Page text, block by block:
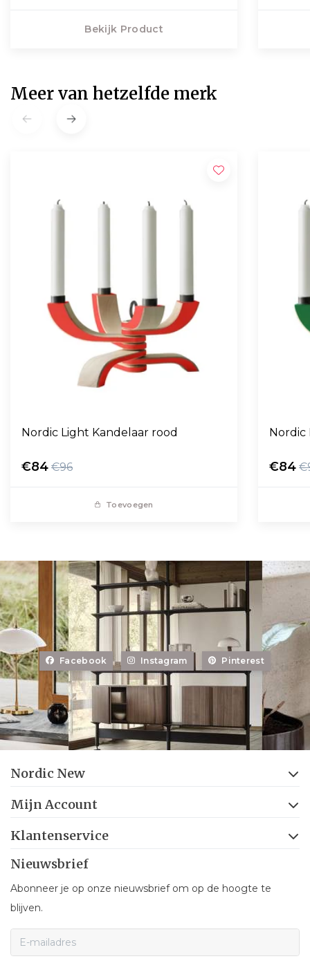
Bekijk Product
Meer van hetzelfde merk
Nordic Light Kandelaar rood
€84 €96
Toevoegen
Nordic
€84
Facebook Instagram Pinterest
Nordic New
Mijn Account
Klantenservice
Nieuwsbrief
Abonneer je op onze nieuwsbrief om op de hoogte te
blijven.